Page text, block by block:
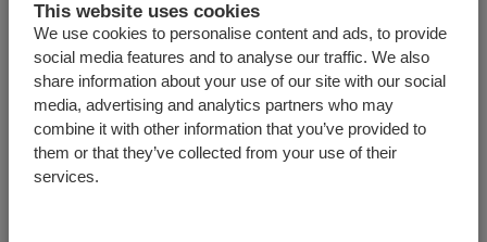
This website uses cookies
We use cookies to personalise content and ads, to provide
social media features and to analyse our traffic. We also
share information about your use of our site with our social
media, advertising and analytics partners who may
combine it with other information that you’ve provided to
them or that they’ve collected from your use of their
services.
Alu 7/112mm Protected Seal
Número do artigo:9.2.1000
Unidade
Quantia Comprimento